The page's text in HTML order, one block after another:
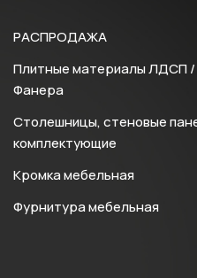
РАСПРОДАЖА
Плитные материалы ЛДСП
Фанера
Столешницы, стеновые
комплектующие
Кромка мебельная
Фурнитура мебельная